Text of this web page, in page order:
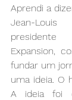
Aprendi a
Jean-
Expansion,
fundar um
uma ideia. O
A ideia foi